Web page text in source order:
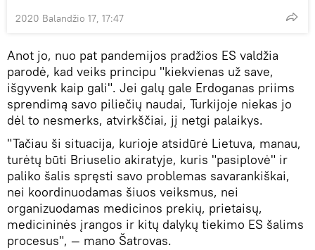
2020 Balandžio 17, 17:47
Anot jo, nuo pat pandemijos pradžios ES valdžia
parodė, kad veiks principu "kiekvienas už save,
išgyvenk kaip gali". Jei galų gale Erdoganas priims
sprendimą savo piliečių naudai, Turkijoje niekas jo
dėl to nesmerks, atvirkščiai, jį netgi palaikys.
"Tačiau ši situacija, kurioje atsidūrė Lietuva, manau,
turėtų būti Briuselio akiratyje, kuris "pasiplovė" ir
paliko šalis spręsti savo problemas savarankiškai,
nei koordinuodamas šiuos veiksmus, nei
organizuodamas medicinos prekių, prietaisų,
medicininės įrangos ir kitų dalykų tiekimo ES šalims
procesus", — mano Šatrovas.